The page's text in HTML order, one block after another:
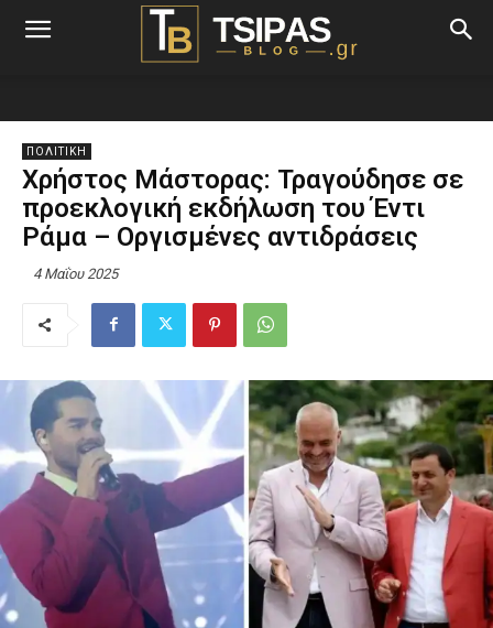
ΠΟΛΙΤΙΚΗ
Χρήστος Μάστορας: Τραγούδησε σε
προεκλογική εκδήλωση του Έντι
Ράμα – Οργισμένες αντιδράσεις
4 Μαΐου 2025